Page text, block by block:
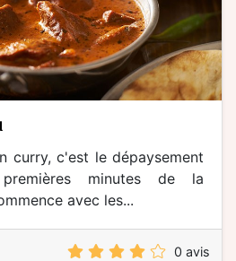
curry, c'est le dépaysement
minutes de la
avec les...
0 avis